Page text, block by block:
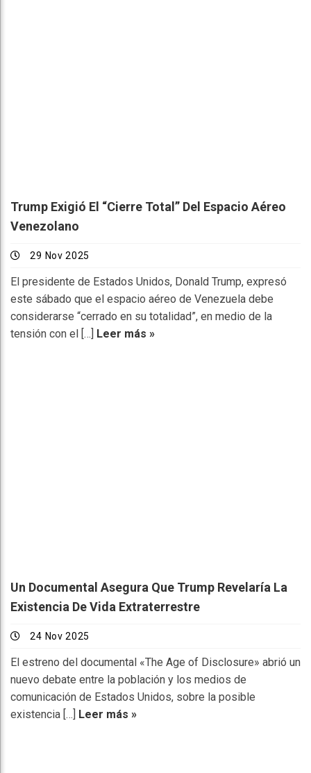
Trump Exigió El “cierre Total” Del Espacio Aéreo
Venezolano
29 Nov 2025
El presidente de Estados Unidos, Donald Trump, expresó
este sábado que el espacio aéreo de Venezuela debe
considerarse “cerrado en su totalidad”, en medio de la
tensión con el […]
Leer más »
Un Documental Asegura Que Trump Revelaría La
Existencia De Vida Extraterrestre
24 Nov 2025
El estreno del documental «The Age of Disclosure» abrió un
nuevo debate entre la población y los medios de
comunicación de Estados Unidos, sobre la posible
existencia […] Leer más »